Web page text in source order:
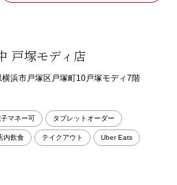
戸塚モディ店
浜市戸塚区戸塚町10戸塚モディ7階
子マネー可 タブレットオーダー
内飲食 テイクアウト Uber Eats